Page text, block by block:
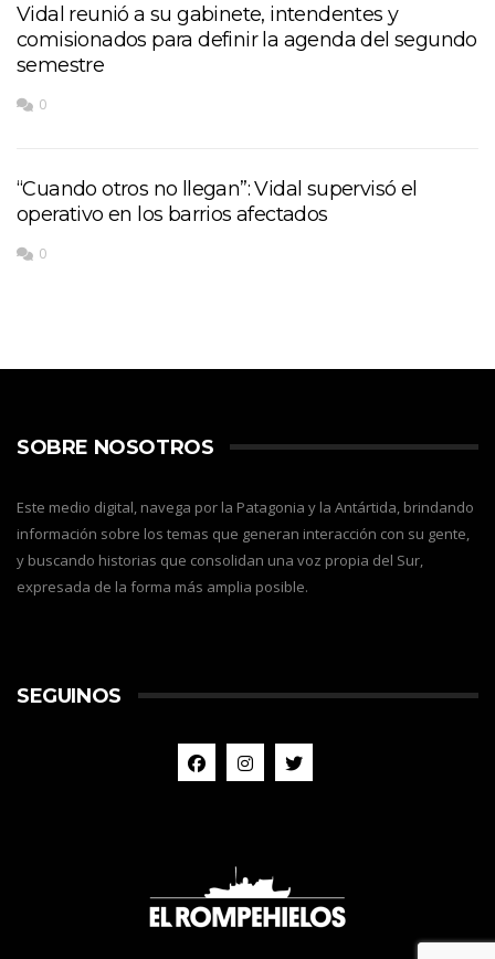
Vidal reunió a su gabinete, intendentes y
comisionados para definir la agenda del segundo
semestre
0
“Cuando otros no llegan”: Vidal supervisó el
operativo en los barrios afectados
0
SOBRE NOSOTROS
Este medio digital, navega por la Patagonia y la Antártida, brindando
información sobre los temas que generan interacción con su gente,
y buscando historias que consolidan una voz propia del Sur,
expresada de la forma más amplia posible.
SEGUINOS